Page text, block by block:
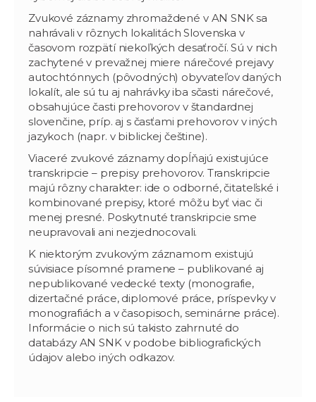
Zvukové záznamy zhromaždené v AN SNK sa
nahrávali v rôznych lokalitách Slovenska v
časovom rozpätí niekoľkých desaťročí. Sú v nich
zachytené v prevažnej miere nárečové prejavy
autochtónnych (pôvodných) obyvateľov daných
lokalít, ale sú tu aj nahrávky iba sčasti nárečové,
obsahujúce časti prehovorov v štandardnej
slovenčine, príp. aj s časťami prehovorov v iných
jazykoch (napr. v biblickej češtine).
Viaceré zvukové záznamy dopĺňajú existujúce
transkripcie – prepisy prehovorov. Transkripcie
majú rôzny charakter: ide o odborné, čitateľské i
kombinované prepisy, ktoré môžu byť viac či
menej presné. Poskytnuté transkripcie sme
neupravovali ani nezjednocovali.
K niektorým zvukovým záznamom existujú
súvisiace písomné pramene – publikované aj
nepublikované vedecké texty (monografie,
dizertačné práce, diplomové práce, príspevky v
monografiách a v časopisoch, seminárne práce).
Informácie o nich sú takisto zahrnuté do
databázy AN SNK v podobe bibliografických
údajov alebo iných odkazov.